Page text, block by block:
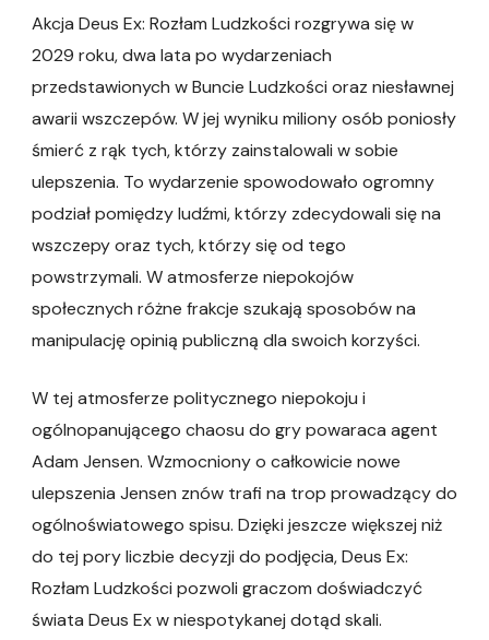
Akcja Deus Ex: Rozłam Ludzkości rozgrywa się w
2029 roku, dwa lata po wydarzeniach
przedstawionych w Buncie Ludzkości oraz niesławnej
awarii wszczepów. W jej wyniku miliony osób poniosły
śmierć z rąk tych, którzy zainstalowali w sobie
ulepszenia. To wydarzenie spowodowało ogromny
podział pomiędzy ludźmi, którzy zdecydowali się na
wszczepy oraz tych, którzy się od tego
powstrzymali. W atmosferze niepokojów
społecznych różne frakcje szukają sposobów na
manipulację opinią publiczną dla swoich korzyści.
W tej atmosferze politycznego niepokoju i
ogólnopanującego chaosu do gry powaraca agent
Adam Jensen. Wzmocniony o całkowicie nowe
ulepszenia Jensen znów trafi na trop prowadzący do
ogólnoświatowego spisu. Dzięki jeszcze większej niż
do tej pory liczbie decyzji do podjęcia, Deus Ex:
Rozłam Ludzkości pozwoli graczom doświadczyć
świata Deus Ex w niespotykanej dotąd skali.